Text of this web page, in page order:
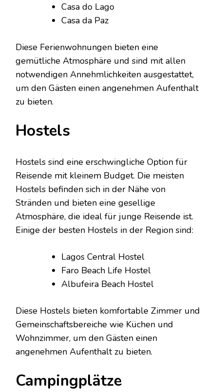
Casa do Lago
Casa da Paz
Diese Ferienwohnungen bieten eine
gemütliche Atmosphäre und sind mit allen
notwendigen Annehmlichkeiten ausgestattet,
um den Gästen einen angenehmen Aufenthalt
zu bieten.
Hostels
Hostels sind eine erschwingliche Option für
Reisende mit kleinem Budget. Die meisten
Hostels befinden sich in der Nähe von
Stränden und bieten eine gesellige
Atmosphäre, die ideal für junge Reisende ist.
Einige der besten Hostels in der Region sind:
Lagos Central Hostel
Faro Beach Life Hostel
Albufeira Beach Hostel
Diese Hostels bieten komfortable Zimmer und
Gemeinschaftsbereiche wie Küchen und
Wohnzimmer, um den Gästen einen
angenehmen Aufenthalt zu bieten.
Campingplätze